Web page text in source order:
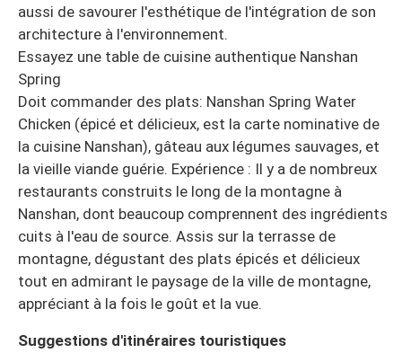
aussi de savourer l'esthétique de l'intégration de son
architecture à l'environnement.
Essayez une table de cuisine authentique Nanshan
Spring
Doit commander des plats: Nanshan Spring Water
Chicken (épicé et délicieux, est la carte nominative de
la cuisine Nanshan), gâteau aux légumes sauvages, et
la vieille viande guérie. Expérience : Il y a de nombreux
restaurants construits le long de la montagne à
Nanshan, dont beaucoup comprennent des ingrédients
cuits à l'eau de source. Assis sur la terrasse de
montagne, dégustant des plats épicés et délicieux
tout en admirant le paysage de la ville de montagne,
appréciant à la fois le goût et la vue.
Suggestions d'itinéraires touristiques